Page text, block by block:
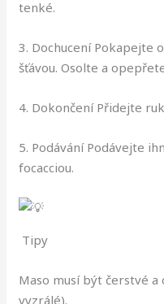
tenké.
3. Dochucení Pokapejte
šťávou. Osolte a
4. Dokončení Přidejte
5. Podávání Podávejte
focacciou.
Tipy
Maso musí být čerstvé
vyzrálé).